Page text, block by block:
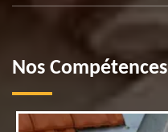
Nos Compétences